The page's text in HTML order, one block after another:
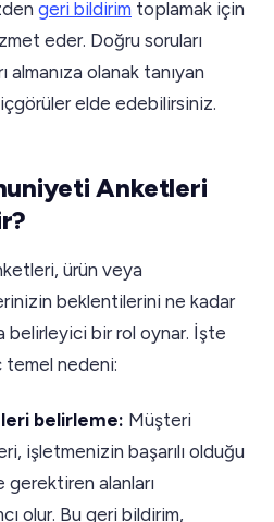
geri bildirim toplamak için
eder. Doğru soruları
almanıza olanak tanıyan
elde edebilirsiniz.
Anketleri
ürün veya
beklentilerini ne kadar
belirleyici bir rol oynar. İşte
temel nedeni:
belirleme: Müşteri
işletmenizin başarılı olduğu
gerektiren alanları
olur. Bu geri bildirim,